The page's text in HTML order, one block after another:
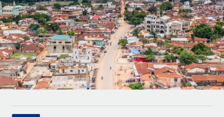
CASE STUDIES
Español
Italiano
Português (Portugal)
日本語
한국어